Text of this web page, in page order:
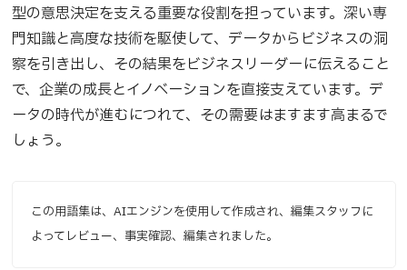
型の意思決定を支える重要な役割を担っています。深い専
門知識と高度な技術を駆使して、データからビジネスの洞
察を引き出し、その結果をビジネスリーダーに伝えること
で、企業の成長とイノベーションを直接支えています。デ
ータの時代が進むにつれて、その需要はますます高まるで
しょう。
この用語集は、AIエンジンを使用して作成され、編集スタッフに
よってレビュー、事実確認、編集されました。